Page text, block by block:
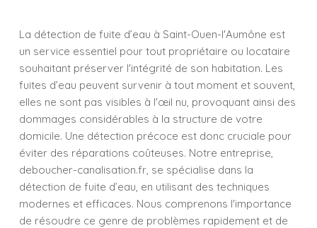
La détection de fuite d’eau à Saint-Ouen-l'Aumône est
un service essentiel pour tout propriétaire ou locataire
souhaitant préserver l'intégrité de son habitation. Les
fuites d’eau peuvent survenir à tout moment et souvent,
elles ne sont pas visibles à l'œil nu, provoquant ainsi des
dommages considérables à la structure de votre
domicile. Une détection précoce est donc cruciale pour
éviter des réparations coûteuses. Notre entreprise,
deboucher-canalisation.fr, se spécialise dans la
détection de fuite d’eau, en utilisant des techniques
modernes et efficaces. Nous comprenons l'importance
de résoudre ce genre de problèmes rapidement et de